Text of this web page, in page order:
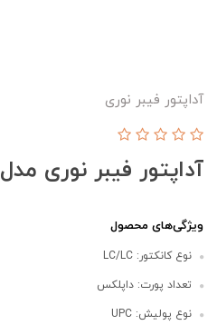
آداپتور فیبر نوری
آداپتور فیبر نوری مدل LC/LC -SM-DX
ویژگی‌های محصول
نوع کانکتور: LC/LC
تعداد پورت: داپلکس
نوع پولیش: UPC